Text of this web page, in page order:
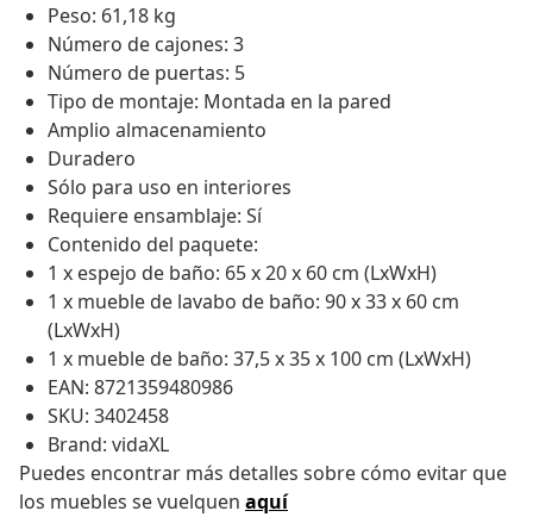
Peso: 61,18 kg
Número de cajones: 3
Número de puertas: 5
Tipo de montaje: Montada en la pared
Amplio almacenamiento
Duradero
Sólo para uso en interiores
Requiere ensamblaje: Sí
Contenido del paquete:
1 x espejo de baño: 65 x 20 x 60 cm (LxWxH)
1 x mueble de lavabo de baño: 90 x 33 x 60 cm
(LxWxH)
1 x mueble de baño: 37,5 x 35 x 100 cm (LxWxH)
EAN: 8721359480986
SKU: 3402458
Brand: vidaXL
Puedes encontrar más detalles sobre cómo evitar que
los muebles se vuelquen aquí